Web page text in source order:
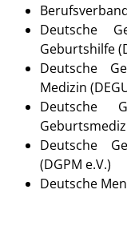
Deutsche
Geburtshilfe
Deutsche
Medizin
Deutsche
Deutsche
(DGPM e.V.)
Deutsche